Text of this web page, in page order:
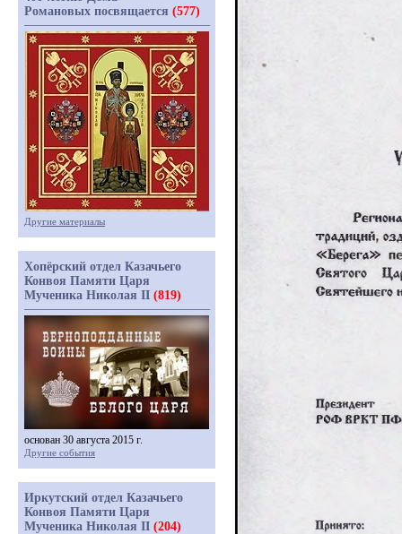
Романовых посвящается (577)
Другие материалы
Хопёрский отдел Казачьего
Конвоя Памяти Царя
Мученика Николая II (819)
основан 30 августа 2015 г.
Другие события
Иркутский отдел Казачьего
Конвоя Памяти Царя
Мученика Николая II (204)